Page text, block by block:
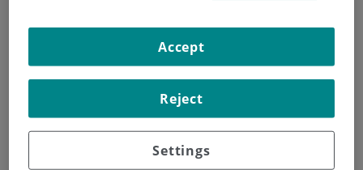
Docencia
Settings
Reject
Accept